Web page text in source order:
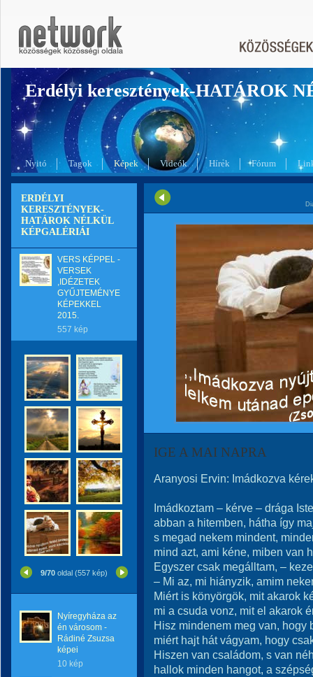
Erdélyi keresztények-HATÁROK
Nyitó Tagok Képek Videók Hírek Fórum
ERDÉLYI
KERESZTÉNYEK-
HATÁROK NÉLKÜL
KÉPGALÉRIÁI
VERS KÉPPEL -
VERSEK
,IDÉZETEK
GYŰJTEMÉNYE
KÉPEKKEL
2015.
557 kép
9/70 oldal (557 kép)
Nyíregyháza az
én városom -
Rádiné Zsuzsa
képei
10 kép
IGE A MAI NAPRA
Aranyosi Ervin: Imádkozva
Imádkoztam – kérve – drága
abban a hitemben, hátha így
s megad nekem mindent,
mind azt, ami kéne, miben van
Egyszer csak megálltam, –
– Mi az, mi hiányzik, amim
Miért is könyörgök, mit akarok
mi a csuda vonz, mit el akarok
Hisz mindenem meg van, hogy
miért hajt hát vágyam, hogy
Hiszen van családom, s van
hallok minden hangot, a